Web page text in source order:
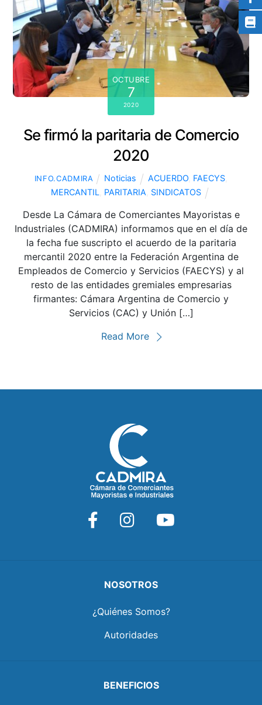
OCTUBRE
7
2020
Se firmó la paritaria de Comercio
2020
INFO.CADMIRA Noticias ACUERDO FAECYS
MERCANTIL PARITARIA SINDICATOS
Desde La Cámara de Comerciantes Mayoristas e
Industriales (CADMIRA) informamos que en el día de
la fecha fue suscripto el acuerdo de la paritaria
mercantil 2020 entre la Federación Argentina de
Empleados de Comercio y Servicios (FAECYS) y al
resto de las entidades gremiales empresarias
firmantes: Cámara Argentina de Comercio y
Servicios (CAC) y Unión […]
Read More
NOSOTROS
¿Quiénes Somos?
Autoridades
BENEFICIOS